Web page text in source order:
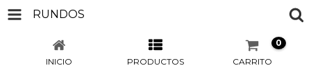
RUNDOS
INICIO PRODUCTOS CARRITO
0